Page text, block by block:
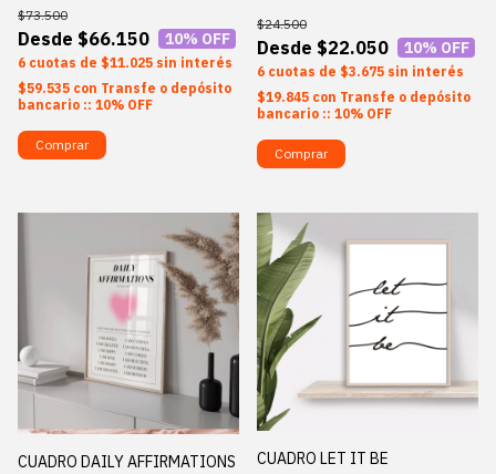
$66.150
$73.500
10% OFF
6 $11.025 sin interés
$59.535 con Transfe o depósito
bancario :: 10% OFF
Comprar
$22.050
$24.500
10% OFF
6 $3.675 sin interés
$19.845 con Transfe o depósito
bancario :: 10% OFF
Comprar
CUADRO DAILY AFFIRMATIONS CUADRO LET IT BE